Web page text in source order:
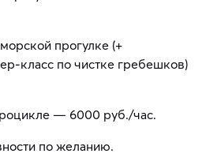
прогулке (+
класс по чистке гребешков)
— 6000 руб./час.
по желанию.